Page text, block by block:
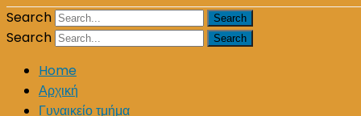
Search
Search
Home
Αρχική
Γυναικείο τμήμα